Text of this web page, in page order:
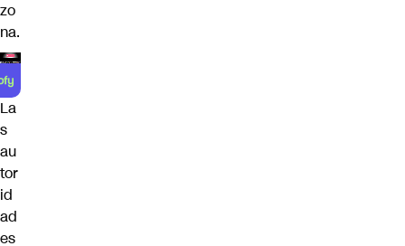
zo
na.
La
s
au
tor
id
ad
es